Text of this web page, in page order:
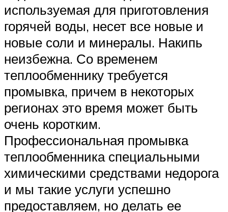
используемая для приготовления
горячей воды, несет все новые и
новые соли и минералы. Накипь
неизбежна. Со временем
теплообменнику требуется
промывка, причем в некоторых
регионах это время может быть
очень коротким.
Профессиональная промывка
теплообменника специальными
химическими средствами недорога
и мы такие услуги успешно
предоставляем, но делать ее